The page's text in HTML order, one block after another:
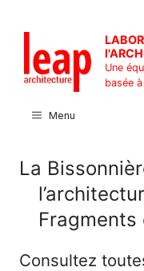
contenu
Une
basée
Menu
La
Fragments
Consultez